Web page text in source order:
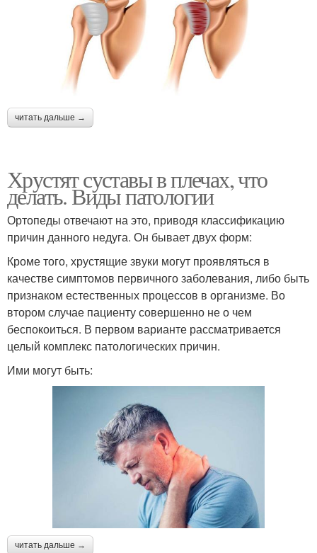
читать дальше →
Хрустят суставы в плечах, что
делать. Виды патологии
Ортопеды отвечают на это, приводя классификацию
причин данного недуга. Он бывает двух форм:
Кроме того, хрустящие звуки могут проявляться в
качестве симптомов первичного заболевания, либо быть
признаком естественных процессов в организме. Во
втором случае пациенту совершенно не о чем
беспокоиться. В первом варианте рассматривается
целый комплекс патологических причин.
Ими могут быть:
читать дальше →